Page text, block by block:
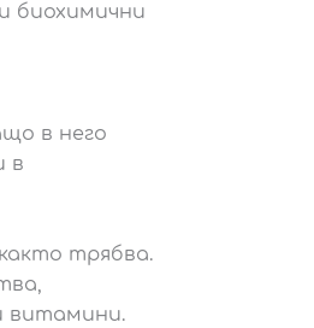
биохимични
в него
в
трябва.
витамини.